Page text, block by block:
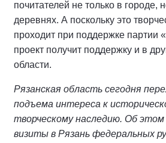
почитателей не только в городе,
деревнях. А поскольку это
проходит при поддержке партии
проект получит поддержку и в
области.
Рязанская область сегодня
подъема интереса к
творческому наследию. Об
визиты в Рязань федеральных